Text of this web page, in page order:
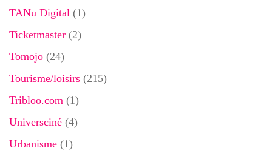
TANu Digital (1)
Ticketmaster (2)
Tomojo (24)
Tourisme/loisirs (215)
Tribloo.com (1)
Universciné (4)
Urbanisme (1)